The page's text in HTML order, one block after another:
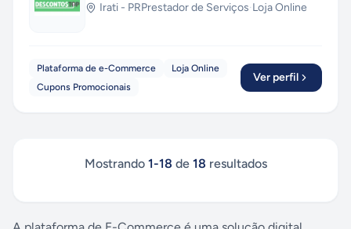
Irati - PRPrestador de Serviços·Loja Online
Plataforma de e-Commerce
Loja Online
Cupons Promocionais
Ver perfil
Mostrando 1-18 de 18 resultados